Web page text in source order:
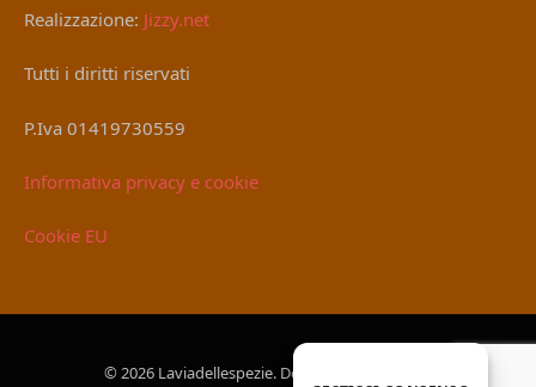
Realizzazione: Jizzy.net
Tutti i diritti riservati
P.Iva 01419730559
Informativa privacy e cookie
Cookie EU
© 2026 Laviadellespezie. Designed by